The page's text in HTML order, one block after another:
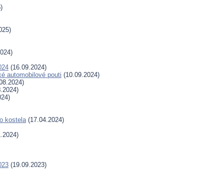
(16.09.2024)
automobilové pouti (10.09.2024)
kostela(17.04.2024)
(19.09.2023)